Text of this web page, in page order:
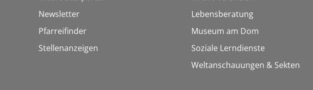
Newsletter
Pfarreifinder
Stellenanzeigen
Lebensberatung
Museum am Dom
Soziale Lerndienste
Weltanschauungen & Sekten